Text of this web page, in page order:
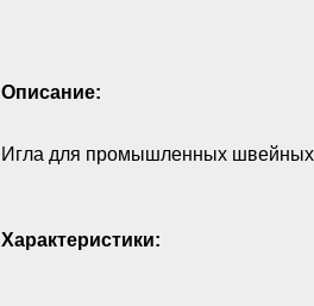
Описание:
Игла для промышленных
Характеристики: